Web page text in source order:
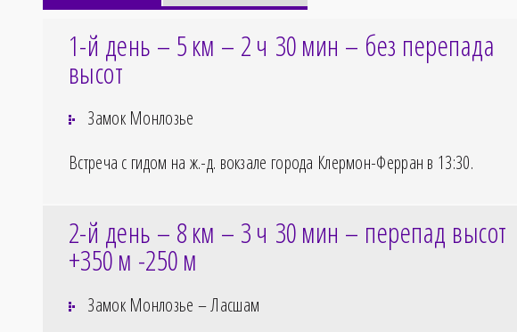
1-й день – 5км – 2ч 30мин – без перепада
высот
Замок Монлозье
Встреча с гидом на ж.-д. вокзале города Клермон-Ферран в 13:30.
2-й день – 8км – 3ч 30мин – перепад высот
+350м -250м
Замок Монлозье – Ласшам